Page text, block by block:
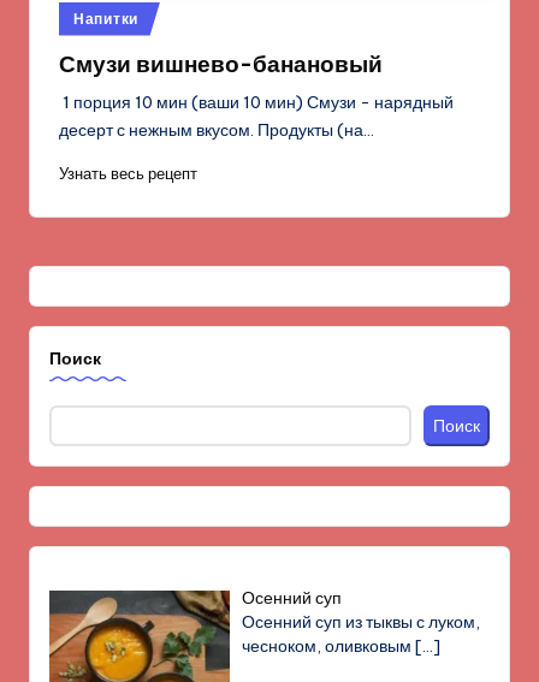
Опубликовано
в
Напитки
Смузи вишнево-банановый
1 порция 10 мин (ваши 10 мин) Смузи - нарядный
десерт с нежным вкусом. Продукты (на…
Узнать весь рецепт
Поиск
Поиск
Осенний суп
Осенний суп из тыквы с луком,
чесноком, оливковым[…]